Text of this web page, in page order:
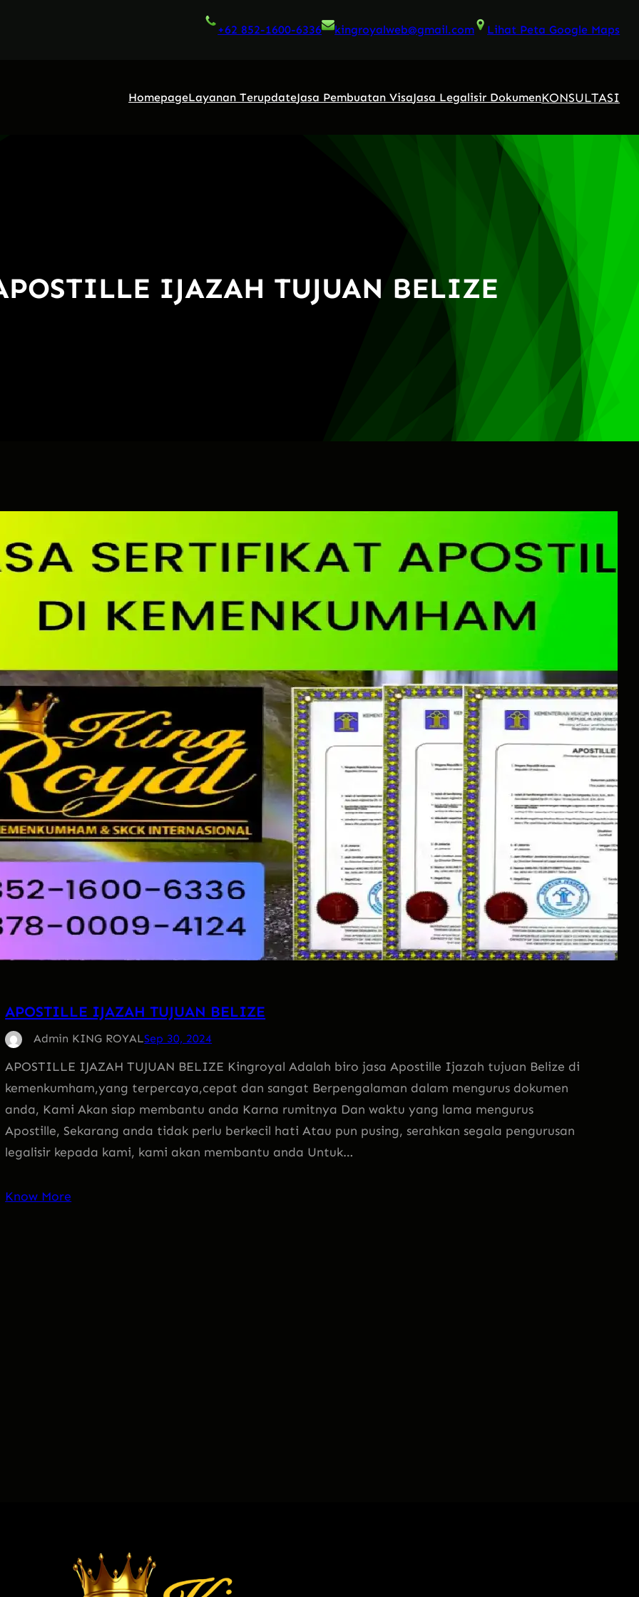
+62 852-1600-6336 kingroyalweb@gmail.com Lihat Peta Google Maps
HomepageLayanan TerupdateJasa Pembuatan VisaJasa Legalisir DokumenKONSULTASI
IJAZAH TUJUAN BELIZE
APOSTILLE IJAZAH TUJUAN BELIZE
Admin KING ROYALSep 30, 2024
APOSTILLE IJAZAH TUJUAN BELIZE Kingroyal Adalah biro jasa Apostille Ijazah tujuan Belize di
kemenkumham,yang terpercaya,cepat dan sangat Berpengalaman dalam mengurus dokumen
anda, Kami Akan siap membantu anda Karna rumitnya Dan waktu yang lama mengurus
Apostille, Sekarang anda tidak perlu berkecil hati Atau pun pusing, serahkan segala pengurusan
legalisir kepada kami, kami akan membantu anda Untuk…
Know More